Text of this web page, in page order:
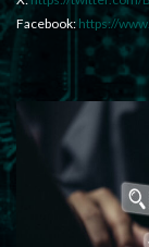
Facebook: https://